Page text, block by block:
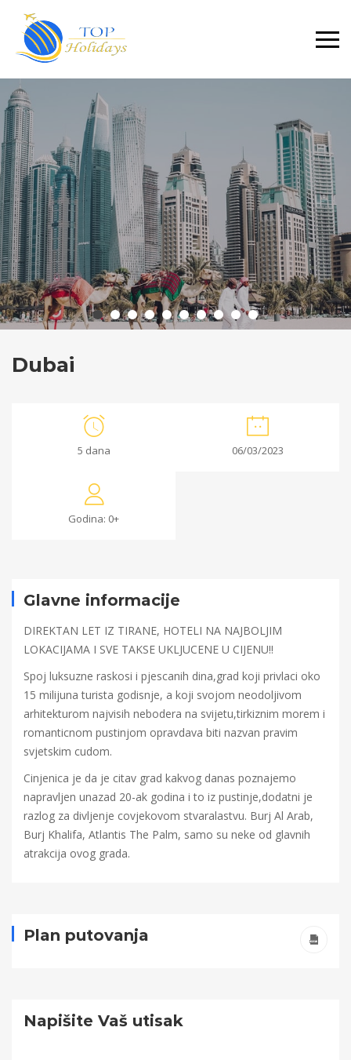
Primary
Menu
Dubai
5 dana 06/03/2023
Godina: 0+
Dubai
Glavne informacije
DIREKTAN LET IZ TIRANE, HOTELI NA NAJBOLJIM
LOKACIJAMA I SVE TAKSE UKLJUCENE U CIJENU!!
Spoj luksuzne raskosi i pjescanih dina,grad koji privlaci oko
15 milijuna turista godisnje, a koji svojom neodoljivom
arhitekturom najvisih nebodera na svijetu,tirkiznim morem i
romanticnom pustinjom opravdava biti nazvan pravim
svjetskim cudom.
Cinjenica je da je citav grad kakvog danas poznajemo
napravljen unazad 20-ak godina i to iz pustinje,dodatni je
razlog za divljenje covjekovom stvaralastvu. Burj Al Arab,
Burj Khalifa, Atlantis The Palm, samo su neke od glavnih
atrakcija ovog grada.
Plan putovanja
Napišite Vaš utisak